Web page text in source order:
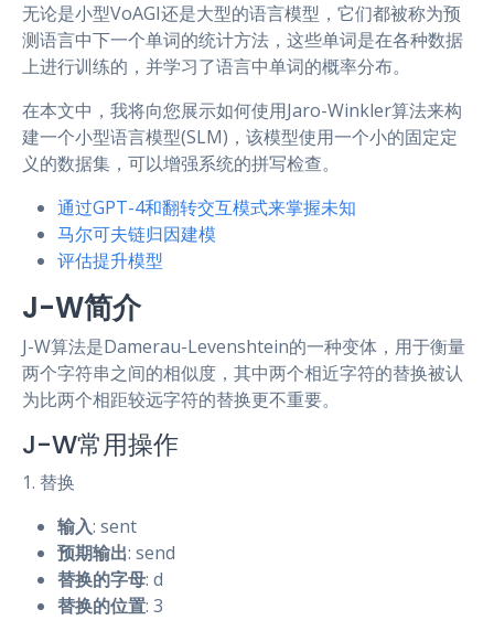
无论是小型VoAGI还是大型的语言模型，它们都被称为预
测语言中下一个单词的统计方法，这些单词是在各种数据
上进行训练的，并学习了语言中单词的概率分布。
在本文中，我将向您展示如何使用Jaro-Winkler算法来构
建一个小型语言模型(SLM)，该模型使用一个小的固定定
义的数据集，可以增强系统的拼写检查。
通过GPT-4和翻转交互模式来掌握未知
马尔可夫链归因建模
评估提升模型
J-W简介
J-W算法是Damerau-Levenshtein的一种变体，用于衡量
两个字符串之间的相似度，其中两个相近字符的替换被认
为比两个相距较远字符的替换更不重要。
J-W常用操作
1. 替换
输入: sent
预期输出: send
替换的字母: d
替换的位置: 3